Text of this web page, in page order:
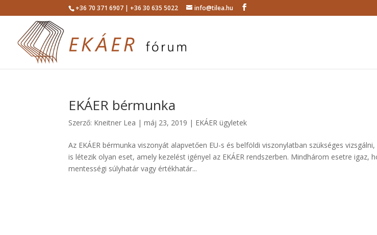
+36 70 371 6907 | +36 30 635 5022 info@tilea.hu
EKÁER bérmunka
Szerző: Kneitner Lea |máj 23, 2019 | EKÁER ügyletek
Az EKÁER bérmunka viszonyát alapvetően EU-s és belföldi viszonylatban szükséges
is létezik olyan eset, amely kezelést igényel az EKÁER rendszerben. Mindhárom esetre igaz,
mentességi súlyhatár vagy értékhatár...